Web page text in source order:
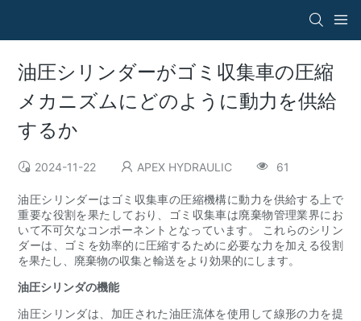
油圧シリンダーがゴミ収集車の圧縮
メカニズムにどのように動力を供給
するか
2024-11-22 APEX HYDRAULIC 61
油圧シリンダーはゴミ収集車の圧縮機構に動力を供給する上で
重要な役割を果たしており、ゴミ収集車は廃棄物管理業界にお
いて不可欠なコンポーネントとなっています。 これらのシリン
ダーは、ゴミを効率的に圧縮するために必要な力を加える役割
を果たし、廃棄物の収集と輸送をより効果的にします。
油圧シリンダの機能
油圧シリンダは、加圧された油圧流体を使用して線形の力を提